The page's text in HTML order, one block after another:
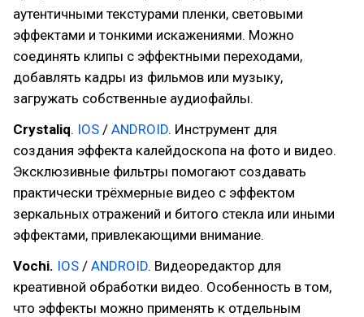
аутентичными текстурами пленки, световыми
эффектами и тонкими искажениями. Можно
соединять клипы с эффектными переходами,
добавлять кадры из фильмов или музыку,
загружать собственные аудиофайлы.
Crystaliq. IOS / ANDROID. Инструмент для
создания эффекта калейдоскопа на фото и видео.
Эксклюзивные фильтры помогают создавать
практически трёхмерные видео с эффектом
зеркальных отражений и битого стекла или иными
эффектами, привлекающими внимание.
Vochi. IOS / ANDROID. Видеоредактор для
креативной обработки видео. Особенность в том,
что эффекты можно применять к отдельным